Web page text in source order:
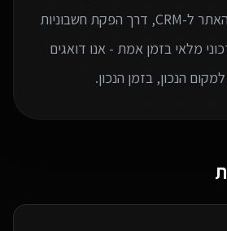
מסנכרון לידים בין האתר ל-CRM, דרך הפקת חשבוניות
מלאי בזמן אמת - אנו דואגים
הנכון, בזמן הנכון.